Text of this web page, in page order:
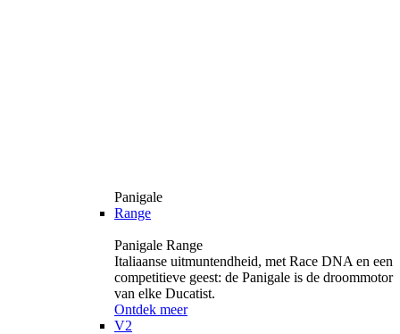
Panigale
Range
Panigale Range
Italiaanse uitmuntendheid, met Race DNA en een
competitieve geest: de Panigale is de droommotor
van elke Ducatist.
Ontdek meer
V2